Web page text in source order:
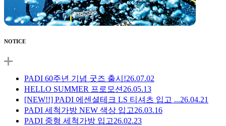
NOTICE
PADI 60주년 기념 굿즈 출시!26.07.02
HELLO SUMMER 프로모션 26.05.13
[NEW!!] PADI 에센셜테크 LS 티셔츠 입고 ...26.04.21
PADI 세척가방 NEW 색상 입고26.03.16
PADI 중형 세척가방 입고26.02.23